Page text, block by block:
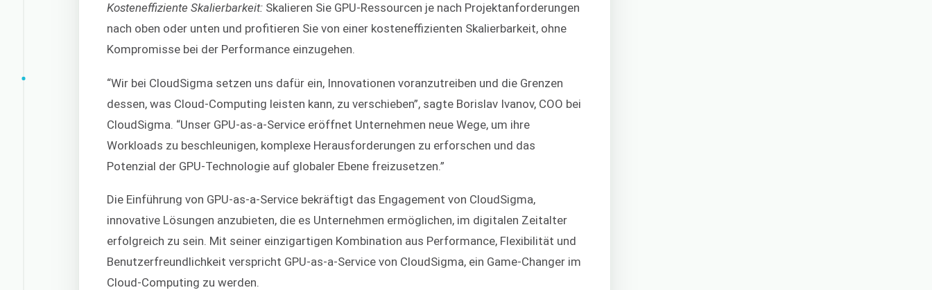
Kosteneffiziente Skalierbarkeit: Skalieren Sie GPU-Ressourcen je nach Projektanforderungen
nach oben oder unten und profitieren Sie von einer kosteneffizienten Skalierbarkeit, ohne
Kompromisse bei der Performance einzugehen.
“Wir bei CloudSigma setzen uns dafür ein, Innovationen voranzutreiben und die Grenzen
dessen, was Cloud-Computing leisten kann, zu verschieben”, sagte Borislav Ivanov, COO bei
CloudSigma. “Unser GPU-as-a-Service eröffnet Unternehmen neue Wege, um ihre
Workloads zu beschleunigen, komplexe Herausforderungen zu erforschen und das
Potenzial der GPU-Technologie auf globaler Ebene freizusetzen.”
Die Einführung von GPU-as-a-Service bekräftigt das Engagement von CloudSigma,
innovative Lösungen anzubieten, die es Unternehmen ermöglichen, im digitalen Zeitalter
erfolgreich zu sein. Mit seiner einzigartigen Kombination aus Performance, Flexibilität und
Benutzerfreundlichkeit verspricht GPU-as-a-Service von CloudSigma, ein Game-Changer im
Cloud-Computing zu werden.